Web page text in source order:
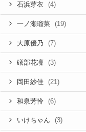
石浜芽衣 (4)
一ノ瀬瑠菜 (19)
大原優乃 (7)
礒部花凜 (3)
岡田紗佳 (21)
和泉芳怜 (6)
いけちゃん (3)